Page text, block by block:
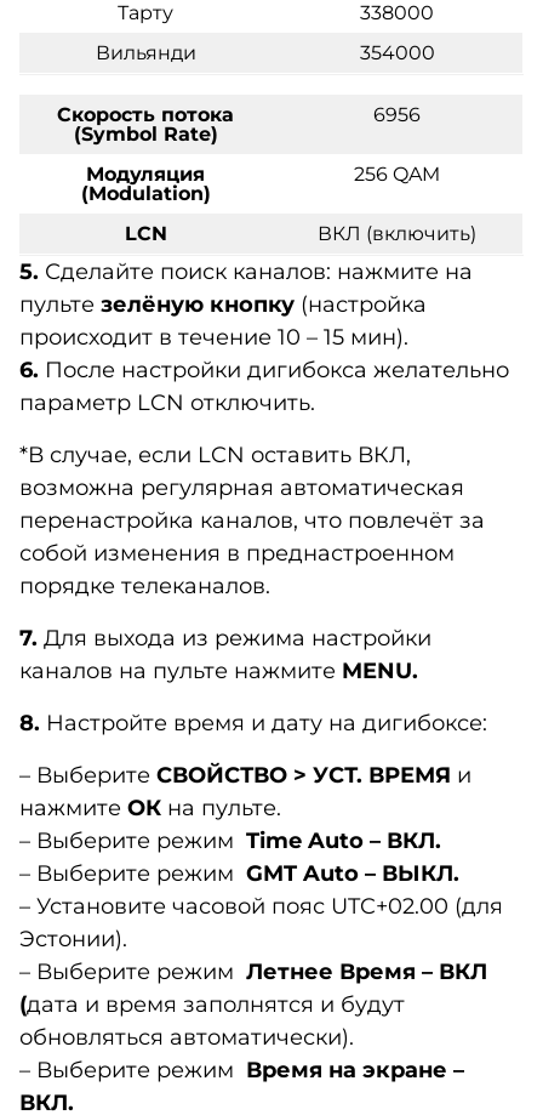
Тарту
338000
Вильянди
354000
Скорость потока
(Symbol Rate)
6956
Модуляция
(Modulation)
256 QAM
LCN ВКЛ (включить)
5. Сделайте поиск каналов: нажмите на
пульте зелёную кнопку (настройка
происходит в течение 10 – 15 мин).
6. После настройки дигибокса желательно
параметр LCN отключить.
*В случае, если LCN оставить ВКЛ,
возможна регулярная автоматическая
перенастройка каналов, что повлечёт за
собой изменения в преднастроенном
порядке телеканалов.
7. Для выхода из режима настройки
каналов на пульте нажмите MENU.
8. Настройте время и дату на дигибоксе:
– Выберите СВОЙСТВО > УСТ. ВРЕМЯ и
нажмите ОК на пульте.
– Выберите режим Time Auto – ВКЛ.
– Выберите режим GMT Auto – ВЫКЛ.
– Установите часовой пояс UTC+02.00 (для
Эстонии).
– Выберите режим Летнее Время – ВКЛ
(дата и время заполнятся и будут
обновляться автоматически).
– Выберите режим Время на экране –
ВКЛ.